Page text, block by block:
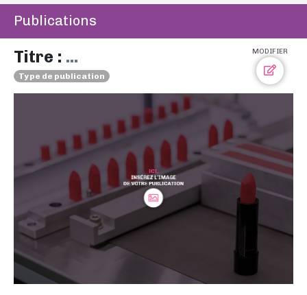
Publications
MODIFIER
Titre : ...
Type de publication